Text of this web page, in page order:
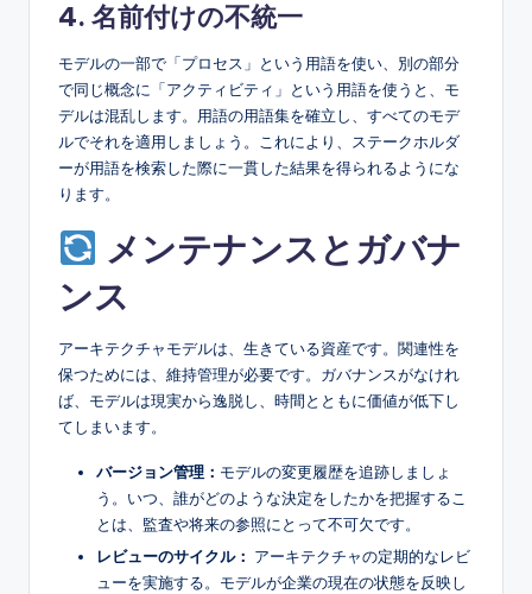
4. 名前付けの不統一
モデルの一部で「プロセス」という用語を使い、別の部分
で同じ概念に「アクティビティ」という用語を使うと、モ
デルは混乱します。用語の用語集を確立し、すべてのモデ
ルでそれを適用しましょう。これにより、ステークホルダ
ーが用語を検索した際に一貫した結果を得られるようにな
ります。
メンテナンスとガバナ
ンス
アーキテクチャモデルは、生きている資産です。関連性を
保つためには、維持管理が必要です。ガバナンスがなけれ
ば、モデルは現実から逸脱し、時間とともに価値が低下し
てしまいます。
バージョン管理： モデルの変更履歴を追跡しましょ
う。いつ、誰がどのような決定をしたかを把握するこ
とは、監査や将来の参照にとって不可欠です。
レビューのサイクル： アーキテクチャの定期的なレビ
ューを実施する。モデルが企業の現在の状態を反映し